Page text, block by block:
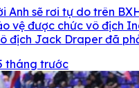
Anh sẽ rơi tự do trên
vệ được chức vô địch
địch Jack Draper đã
tứ kết diễn ra vào
tháng trước